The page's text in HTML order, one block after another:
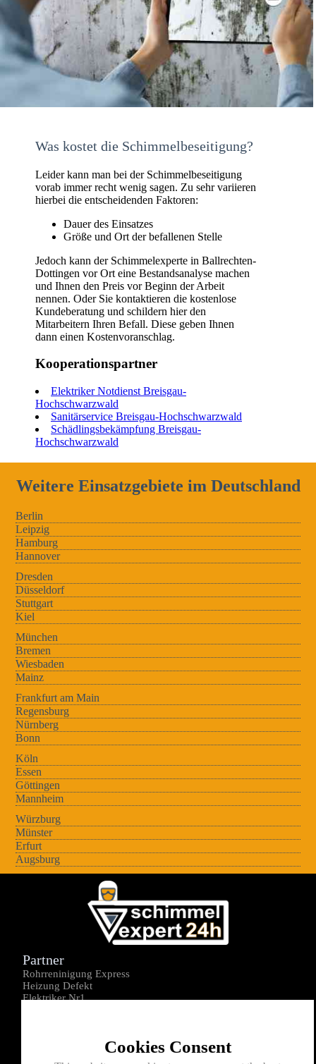
Was kostet die Schimmelbeseitigung?
Leider kann man bei der Schimmelbeseitigung
vorab immer recht wenig sagen. Zu sehr variieren
hierbei die entscheidenden Faktoren:
Dauer des Einsatzes
Größe und Ort der befallenen Stelle
Jedoch kann der Schimmelexperte in Ballrechten-
Dottingen vor Ort eine Bestandsanalyse machen
und Ihnen den Preis vor Beginn der Arbeit
nennen. Oder Sie kontaktieren die kostenlose
Kundeberatung und schildern hier den
Mitarbeitern Ihren Befall. Diese geben Ihnen
dann einen Kostenvoranschlag.
Kooperationspartner
Elektriker Notdienst Breisgau-
Hochschwarzwald
Sanitärservice Breisgau-Hochschwarzwald
Schädlingsbekämpfung Breisgau-
Hochschwarzwald
Weitere Einsatzgebiete im Deutschland
Berlin
Leipzig
Hamburg
Hannover
Dresden
Düsseldorf
Stuttgart
Kiel
München
Bremen
Wiesbaden
Mainz
Frankfurt am Main
Regensburg
Nürnberg
Bonn
Köln
Essen
Göttingen
Mannheim
Würzburg
Münster
Erfurt
Augsburg
Cookies Consent
Partner
Rohrreninigung Express
Heizung Defekt
Elektriker Nr1